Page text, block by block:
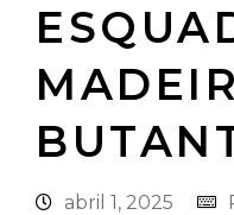
abril 1, 2025